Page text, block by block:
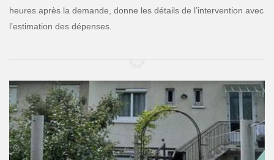
heures après la demande, donne les détails de l’intervention avec
l’estimation des dépenses.